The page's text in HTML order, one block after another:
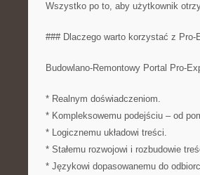
Wszystko po to, aby użytkownik
### Dlaczego warto korzystać z Pro-
Budowlano-Remontowy Portal Pro-
* Realnym doświadczeniom.
* Kompleksowemu podejściu – od
* Logicznemu układowi treści.
* Stałemu rozwojowi i rozbudowie
* Językowi dopasowanemu do